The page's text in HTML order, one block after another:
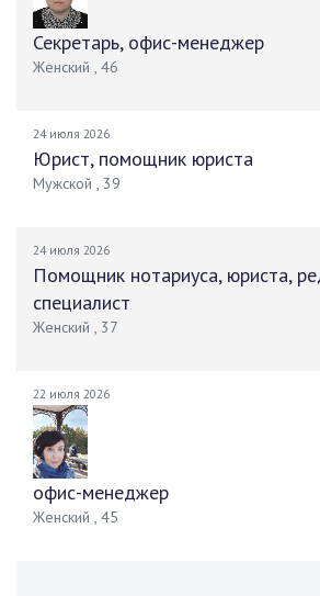
Секретарь, офис-менеджер
Женский , 46
24 июля 2026
Юрист, помощник юриста
Мужской , 39
24 июля 2026
Помощник нотариуса, юриста,
специалист
Женский , 37
22 июля 2026
офис-менеджер
Женский , 45